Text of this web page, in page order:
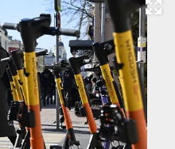
Развернуть